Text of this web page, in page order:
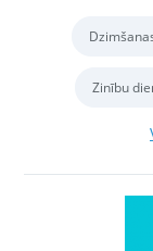
Zinību